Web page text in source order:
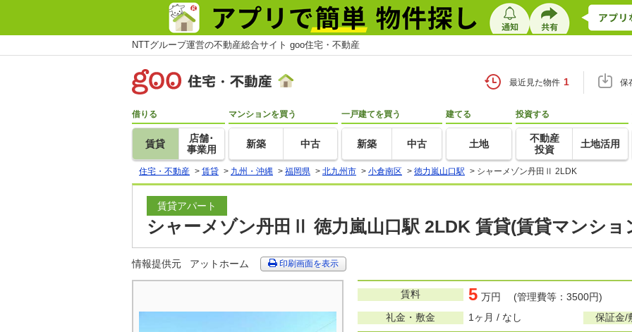
NTTグループ運営の不動産総合サイト goo住宅・不動産
最近見た物件 1 保
借りる
賃貸
店舗･
事業用
マンションを買う
新築 中古
一戸建てを買う
新築 中古
建てる
土地
投資する
不動産
投資
土地活用
住宅・不動産 > 賃貸 > 九州・沖縄 > 福岡県 > 北九州市 > 小倉南区 > 徳力嵐山口駅 > シャーメゾン丹田Ⅱ 2LDK
賃貸アパート
シャーメゾン丹田Ⅱ 徳力嵐山口駅 2LDK 賃貸(賃貸マンショ
情報提供元 アットホーム 印刷画面を表示
賃料 5 万円 (管理費等：3500円)
礼金・敷金
1ヶ月 / なし 保証金/